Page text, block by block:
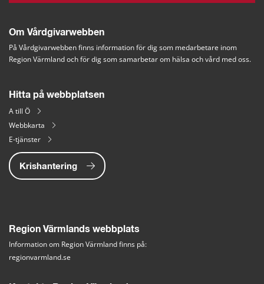
Om Vårdgivarwebben
På Vårdgivarwebben finns information för dig som medarbetare inom
Region Värmland och för dig som samarbetar om hälsa och vård med oss.
Hitta på webbplatsen
A till Ö
Webbkarta
E-tjänster
Krishantering
Region Värmlands webbplats
Information om Region Värmland finns på:
regionvarmland.se